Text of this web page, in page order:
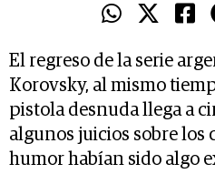
El regreso de la serie
Korovsky, al mismo
pistola desnuda llega a
algunos juicios sobre los
humor habían sido algo